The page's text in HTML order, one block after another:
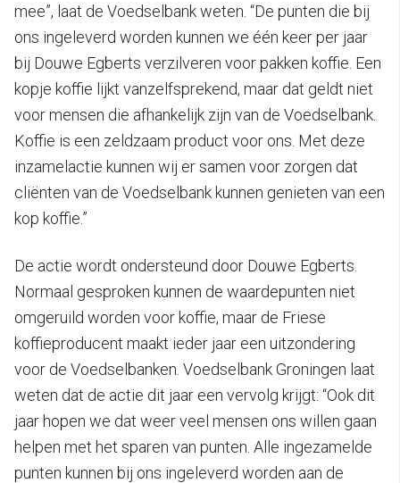
mee”, laat de Voedselbank weten. “De punten die bij
ons ingeleverd worden kunnen we één keer per jaar
bij Douwe Egberts verzilveren voor pakken koffie. Een
kopje koffie lijkt vanzelfsprekend, maar dat geldt niet
voor mensen die afhankelijk zijn van de Voedselbank.
Koffie is een zeldzaam product voor ons. Met deze
inzamelactie kunnen wij er samen voor zorgen dat
cliënten van de Voedselbank kunnen genieten van een
kop koffie.”
De actie wordt ondersteund door Douwe Egberts.
Normaal gesproken kunnen de waardepunten niet
omgeruild worden voor koffie, maar de Friese
koffieproducent maakt ieder jaar een uitzondering
voor de Voedselbanken. Voedselbank Groningen laat
weten dat de actie dit jaar een vervolg krijgt: “Ook dit
jaar hopen we dat weer veel mensen ons willen gaan
helpen met het sparen van punten. Alle ingezamelde
punten kunnen bij ons ingeleverd worden aan de